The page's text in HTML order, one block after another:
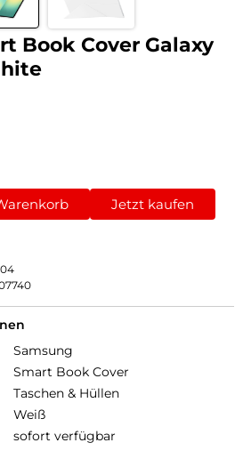
Book Cover Galaxy
Jetzt kaufen
Samsung
Smart Book Cover
Taschen & Hüllen
Weiß
sofort verfügbar